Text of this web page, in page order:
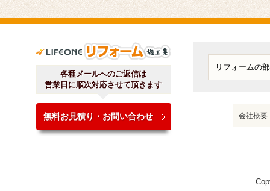
各種メールへのご返信は
営業日に順次対応させて頂きます
無料お見積り・お問い合わせ 会社概要